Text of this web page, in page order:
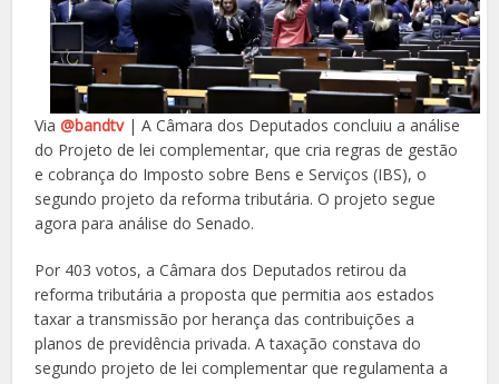
Via@bandtv| A Câmara dos Deputados concluiu a análise
do Projeto de lei complementar, que cria regras de gestão
e cobrança do Imposto sobre Bens e Serviços (IBS), o
segundo projeto da reforma tributária. O projeto segue
agora para análise do Senado.
Por 403 votos, a Câmara dos Deputados retirou da
reforma tributária a proposta que permitia aos estados
taxar a transmissão por herança das contribuições a
planos de previdência privada. A taxação constava do
segundo projeto de lei complementar que regulamenta a